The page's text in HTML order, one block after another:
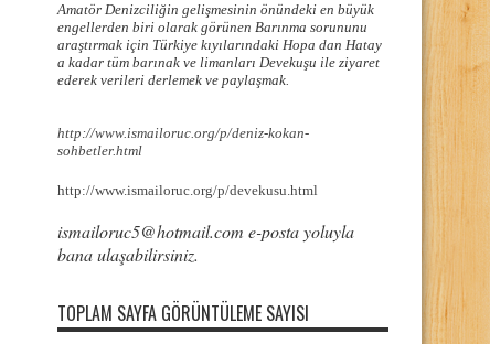
Amatör Denizciliğin gelişmesinin önündeki en büyük
engellerden biri olarak görünen Barınma sorununu
araştırmak için Türkiye kıyılarındaki Hopa dan Hatay
a kadar tüm barınak ve limanları Devekuşu ile ziyaret
ederek verileri derlemek ve paylaşmak.
http://www.ismailoruc.org/p/deniz-kokan-
sohbetler.html
http://www.ismailoruc.org/p/devekusu.html
ismailoruc5@hotmail.com e-posta yoluyla
bana ulaşabilirsiniz.
TOPLAM SAYFA GÖRÜNTÜLEME SAYISI